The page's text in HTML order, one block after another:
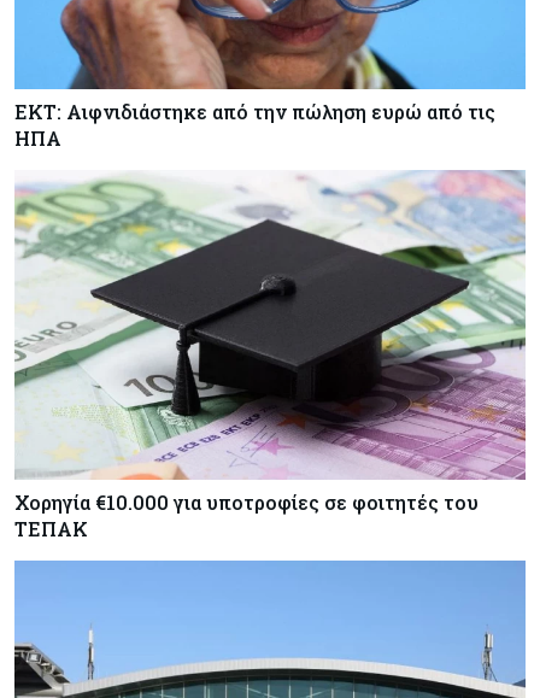
ΕΚΤ: Αιφνιδιάστηκε από την πώληση ευρώ από τις
ΗΠΑ
Χορηγία €10.000 για υποτροφίες σε φοιτητές του
ΤΕΠΑΚ